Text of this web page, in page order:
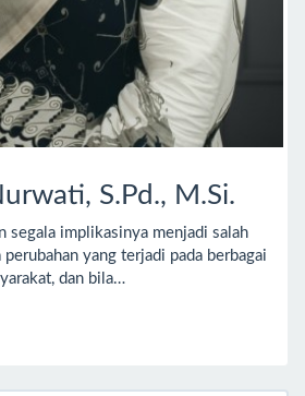
S.Pd., M.Si.
segala implikasinya menjadi salah
yang terjadi pada berbagai
dan bila…